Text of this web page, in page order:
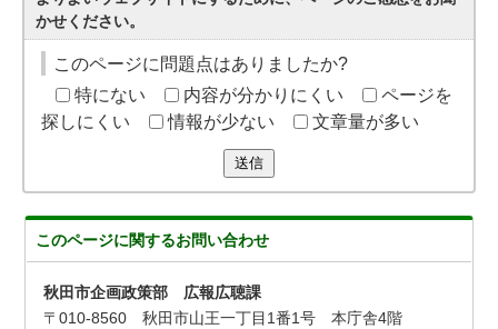
かせください。
このページに問題点はありましたか?
特にない
内容が分かりにくい
ページを
探しにくい
情報が少ない 文章量が多い
送信
このページに関するお問い合わせ
秋田市企画政策部 広報広聴課
〒010-8560 秋田市山王一丁目1番1号 本庁舎4階